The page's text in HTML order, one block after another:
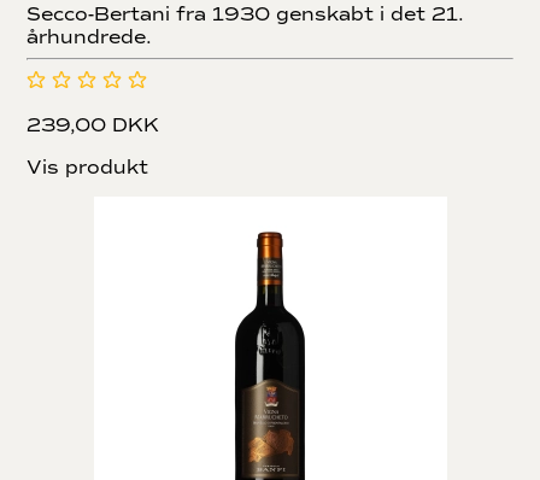
Secco-Bertani fra 1930 genskabt i det 21.
århundrede.
239,00 DKK
Vis produkt